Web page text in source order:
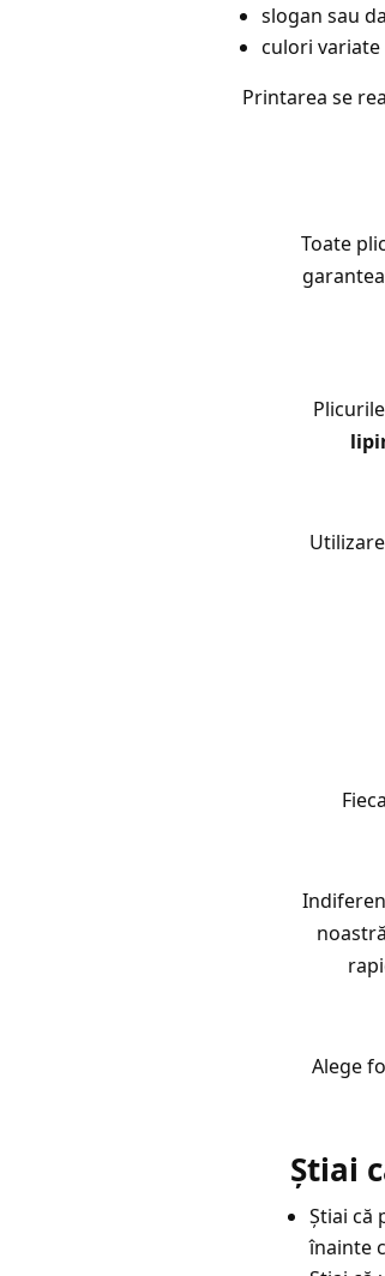
slogan sau
culori
Printarea se
Toate
Alege
Știai
Știai că
înainte